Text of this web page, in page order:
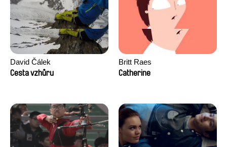
David Čálek
Cesta vzhůru
Britt Raes
Catherine